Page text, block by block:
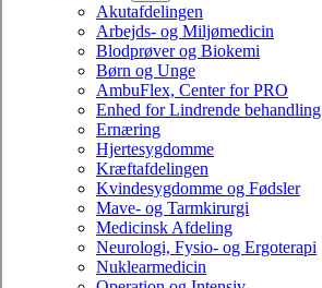
Akutafdelingen
Arbejds- og Miljømedicin
Blodprøver og Biokemi
Børn og Unge
AmbuFlex, Center for PRO
Enhed for Lindrende behandling
Ernæring
Hjertesygdomme
Kræftafdelingen
Kvindesygdomme og Fødsler
Mave- og Tarmkirurgi
Medicinsk Afdeling
Neurologi, Fysio- og Ergoterapi
Nuklearmedicin